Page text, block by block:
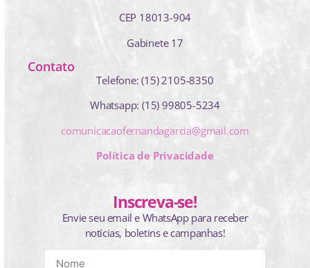
CEP 18013-904
Gabinete 17
Contato
Telefone: (15) 2105-8350
Whatsapp: (15) 99805-5234
comunicacaofernandagarcia@gmail.com
Política de Privacidade
Inscreva-se!
Envie seu email e WhatsApp para receber
notícias, boletins e campanhas!